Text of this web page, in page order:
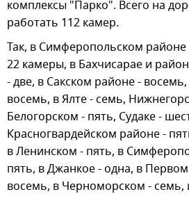
комплексы "Парко". Всего на
работать 112 камер.
Так, в Симферопольском районе
22 камеры, в Бахчисарае и
- две, в Сакском районе -
восемь, в Ялте - семь,
Белогорском - пять, Судаке -
Красногвардейском районе -
в Ленинском - пять, в
пять, в Джанкое - одна, в
восемь, в Черноморском - семь,